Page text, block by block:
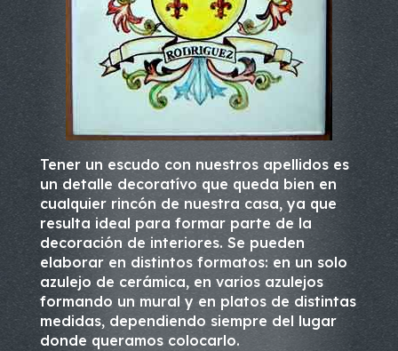
Tener un escudo con nuestros apellidos es
un detalle decoratívo que queda bien en
cualquier rincón de nuestra casa, ya que
resulta ideal para formar parte de la
decoración de interiores. Se pueden
elaborar en distintos formatos: en un solo
azulejo de cerámica, en varios azulejos
formando un mural y en platos de distintas
medidas, dependiendo siempre del lugar
donde queramos colocarlo.